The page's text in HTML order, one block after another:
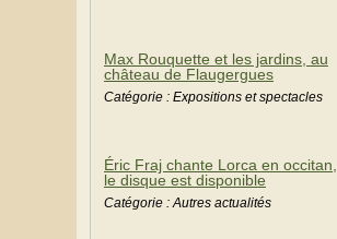
Max Rouquette et les jardins, au
château de Flaugergues
Catégorie : Expositions et spectacles
Éric Fraj chante Lorca en occitan,
le disque est disponible
Catégorie : Autres actualités